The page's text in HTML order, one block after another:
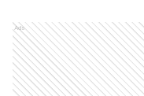
Ads